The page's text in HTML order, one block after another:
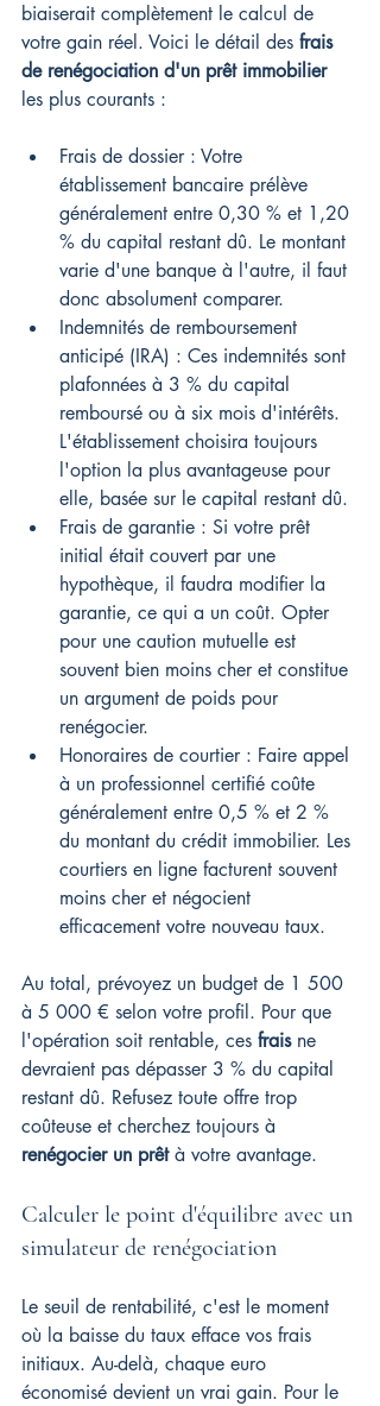
biaiserait complètement le calcul de
votre gain réel. Voici le détail des frais
de renégociation d'un prêt immobilier
les plus courants :
Frais de dossier : Votre
établissement bancaire prélève
généralement entre 0,30 % et 1,20
% du capital restant dû. Le montant
varie d'une banque à l'autre, il faut
donc absolument comparer.
Indemnités de remboursement
anticipé (IRA) : Ces indemnités sont
plafonnées à 3 % du capital
remboursé ou à six mois d'intérêts.
L'établissement choisira toujours
l'option la plus avantageuse pour
elle, basée sur le capital restant dû.
Frais de garantie : Si votre prêt
initial était couvert par une
hypothèque, il faudra modifier la
garantie, ce qui a un coût. Opter
pour une caution mutuelle est
souvent bien moins cher et constitue
un argument de poids pour
renégocier.
Honoraires de courtier : Faire appel
à un professionnel certifié coûte
généralement entre 0,5 % et 2 %
du montant du crédit immobilier. Les
courtiers en ligne facturent souvent
moins cher et négocient
efficacement votre nouveau taux.
Au total, prévoyez un budget de 1 500
à 5 000 € selon votre profil. Pour que
l'opération soit rentable, ces frais ne
devraient pas dépasser 3 % du capital
restant dû. Refusez toute offre trop
coûteuse et cherchez toujours à
renégocier un prêt à votre avantage.
Calculer le point d'équilibre avec un
simulateur de renégociation
Le seuil de rentabilité, c'est le moment
où la baisse du taux efface vos frais
initiaux. Au-delà, chaque euro
économisé devient un vrai gain. Pour le